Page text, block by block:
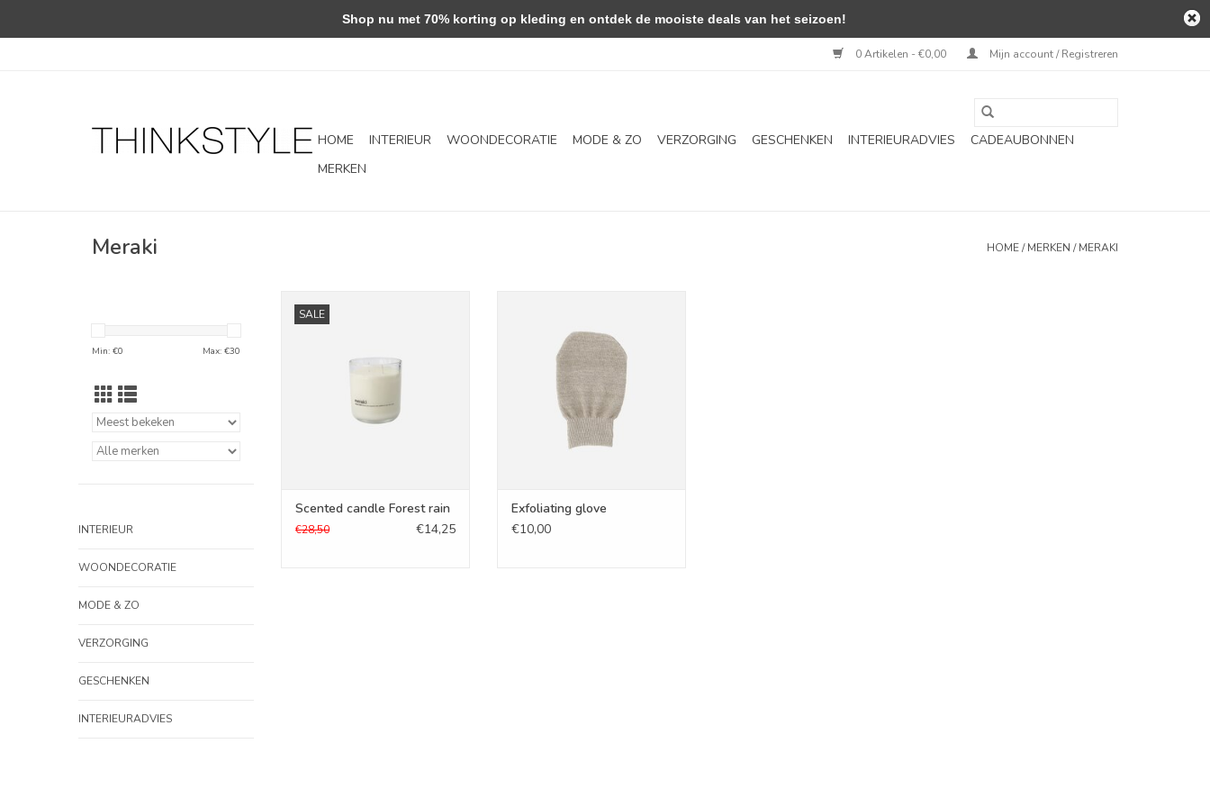
0 Artikelen - €0,00 Mijn account / Registreren
HOME INTERIEUR WOONDECORATIE MODE & ZO VERZORGING GESCHENKEN INTERIEURADVIES
CADEAUBONNEN
MERKEN
Meraki HOME/MERKEN /MERAKI
Min: €0 Max: €30
INTERIEUR
WOONDECORATIE
MODE & ZO
VERZORGING
GESCHENKEN
INTERIEURADVIES
SALE
TOEVOEGEN AAN WINKELWAGEN
Scented candle Forest rain
€28,50 €14,25
Exfoliating glove
€10,00
Shop nu met 70% korting op kleding en ontdek de mooiste deals van het seizoen!